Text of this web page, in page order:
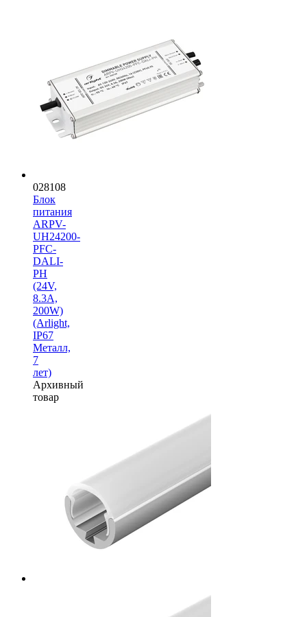
028108
Блок
питания
ARPV-
UH24200-
PFC-
DALI-
PH
(24V,
8.3A,
200W)
(Arlight,
IP67
Металл,
7
лет)
Архивный
товар